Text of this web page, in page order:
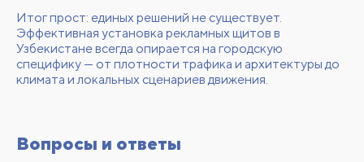
Итог прост: единых решений не существует.
Эффективная установка рекламных щитов в
Узбекистане всегда опирается на городскую
специфику — от плотности трафика и архитектуры до
климата и локальных сценариев движения.
Вопросы и ответы